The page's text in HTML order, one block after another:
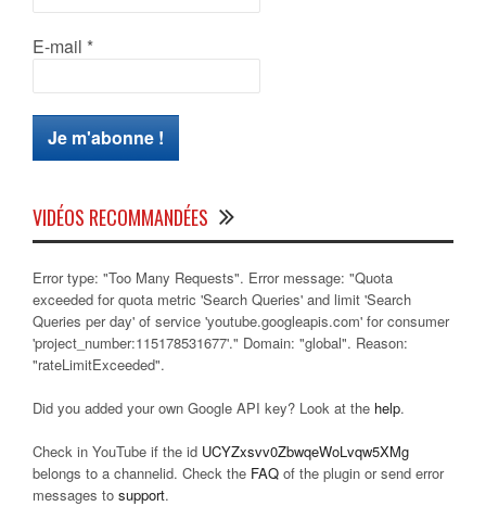
E-mail *
VIDÉOS RECOMMANDÉES
Error type: "Too Many Requests". Error message: "Quota
exceeded for quota metric 'Search Queries' and limit 'Search
Queries per day' of service 'youtube.googleapis.com' for consumer
'project_number:115178531677'." Domain: "global". Reason:
"rateLimitExceeded".
Did you added your own Google API key? Look at the help.
Check in YouTube if the id UCYZxsvv0ZbwqeWoLvqw5XMg
belongs to a channelid. Check the FAQ of the plugin or send error
messages to support.